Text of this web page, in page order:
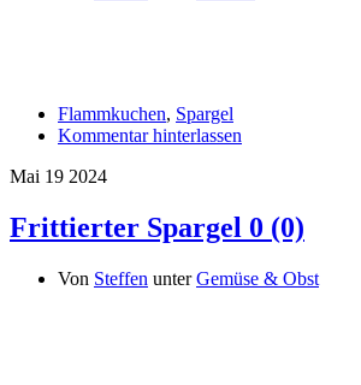
Flammkuchen, Spargel
Kommentar hinterlassen
Mai 19 2024
Frittierter Spargel 0 (0)
Von Steffen unterGemüse & Obst